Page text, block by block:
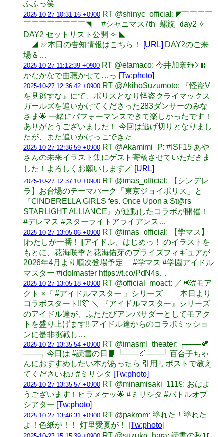
ふふっ笑
2025-10-27 10:31:16 +0900 RT @shinyc_official: ◤￣￣￣￣
￣￣￣￣￣￣￣￣◥ #シャニマス7th_螺旋_day2 ✧
DAY2 セットリスト公開 ✧ ◣＿＿＿＿＿＿＿＿＿＿＿
＿◢ ✅本日の告知情報はこちら！
[URL] DAY2のご来
場＆…
2025-10-27 11:12:39 +0900 RT @etamaco: 今井加奈ﾁｬﾝ🎀
かなかなで曲聴かせて…っ [Tw:photo]
2025-10-27 12:36:42 +0900 RT @AkihoSuzumoto: 『怪盗V
を見逃すな』にて、ポリスとなり怪盗クライマックス
ガールズを追いかけてくださった283ダンサーのみな
さま🌟 一緒にパフォーマンスできて楽しかったです！
ありがとうございました！ 今回は逃げ切りとなりまし
たが、また追いかけっこできた…
2025-10-27 12:36:59 +0900 RT @Akamimi_P: #ISF15 あや
さんの未来イラスト集にゲスト寄稿させていただきま
した！よろしくお願いします🪄 [URL]
2025-10-27 12:37:10 +0900 RT @imas_official: 【シンデレ
ラ】お台場のテーマパーク「東京ジョイポリス」と
『CINDERELLA GIRLS fes. Once Upon a St@rs
STARLIGHT ALLIANCE』が連動したコラボが開催！
#デレマス #スターライトアライアンス…
2025-10-27 13:05:06 +0900 RT @imas_official: 【学マス】
[わたしが一番！][アイドル、はじめっ！]のイラストを
もとに、花海咲季と花海佑芽のプライズフィギュアが
2026年4月より順次登場予定！ #学マス #学園アイドル
マスター #idolmaster https://t.co/PdN4s…
2025-10-27 13:05:18 +0900 RT @official_moact: ／ 📢#モア
クト ×『 #アイドルマスター 』シリーズ 本日より
コラボスタート!!🎊 ＼ 『アイドルマスター』シリーズ
のアイドル達が、ふたたびアンバサダーとしてモアク
トを盛り上げます!! アイドル達からのコラボミッショ
ンに是非挑戦し…
2025-10-27 13:35:54 +0900 RT @imasml_theater: ┌───🍂
───┐ 今日は #読書の日📙 └───🍂───┘ 百合子ちゃ
んにおすすめしたい本があったら 引用リポストで教え
てくださいね♪ #ミリシタ [Tw:photo]
2025-10-27 13:35:57 +0900 RT @minamisaki_1119: おはよ
うございます！ヒラメケッ🌟 #ミリシタ #バトルオブ
シアター [Tw:photo]
2025-10-27 13:46:31 +0900 RT @pakrom: 塗れた！塗れた
よ！色紙が！！ 灯里愛夏が！
[Tw:photo]
RT @suzuko_hara: 読書の秋📖